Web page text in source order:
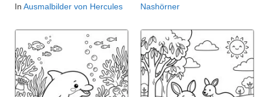
In Ausmalbilder von Hercules
Nashörner